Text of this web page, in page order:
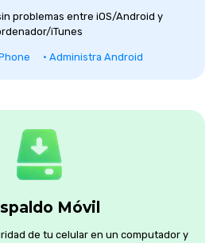
problemas entre iOS/Android y
iTunes
• Administra Android
Móvil
de tu celular en un computador y